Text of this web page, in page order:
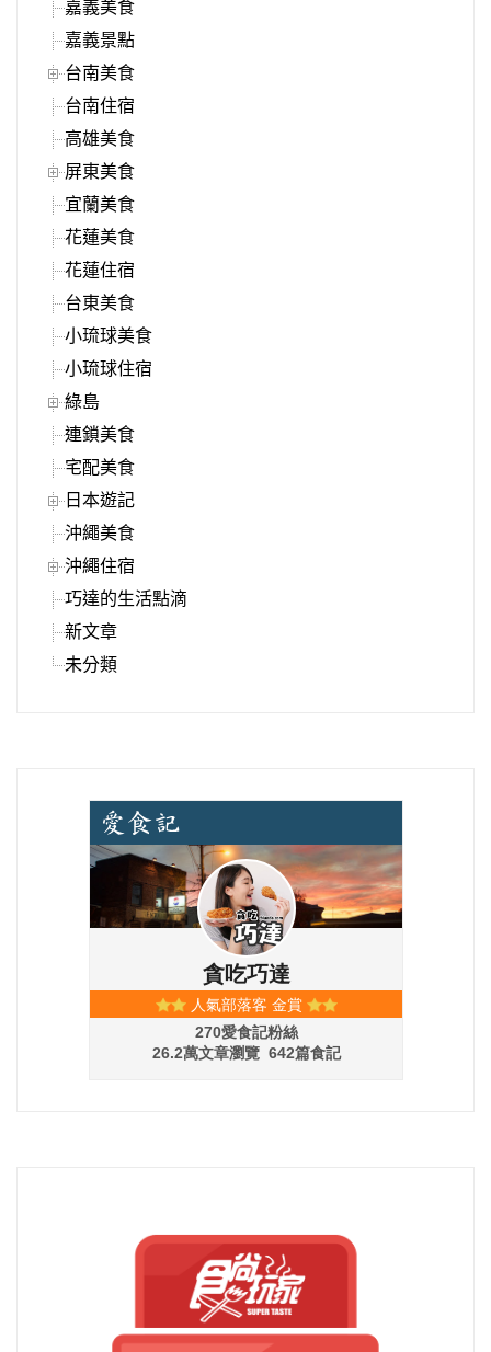
嘉義美食
嘉義景點
台南美食
台南住宿
高雄美食
屏東美食
宜蘭美食
花蓮美食
花蓮住宿
台東美食
小琉球美食
小琉球住宿
綠島
連鎖美食
宅配美食
日本遊記
沖繩美食
沖繩住宿
巧達的生活點滴
新文章
未分類